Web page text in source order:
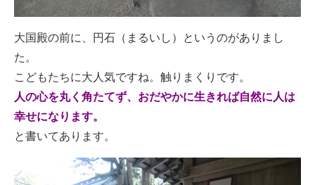
大国殿の前に、円石（まるいし）というのがありまし
た。
こどもたちに大人気ですね。触りまくりです。
人の心を丸く角たてず、おだやかに生きれば自然に人は
幸せになります。
と書いてあります。